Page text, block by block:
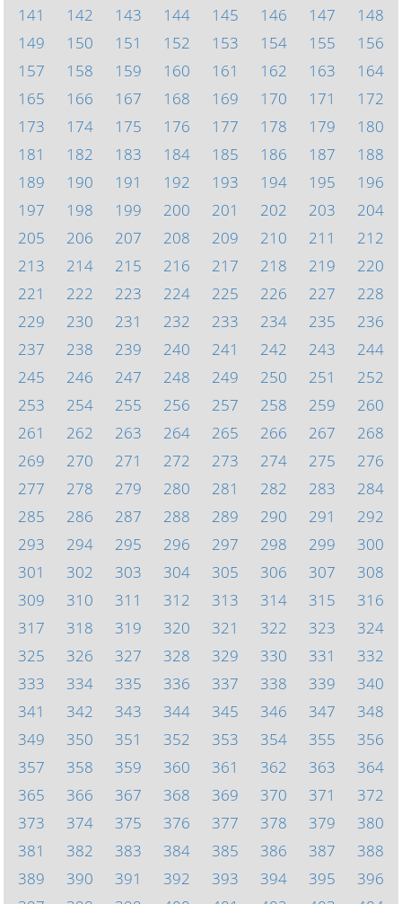
141
142 143 144 145 146 147
148
149
150 151 152 153 154 155
156
157
158 159 160 161 162 163
164
165
166 167 168 169 170 171
172
173
174 175 176 177 178 179
180
181
182 183 184 185 186 187
188
189
190 191 192 193 194 195
196
197
198 199 200 201 202 203
204
205
206 207 208 209 210 211
212
213
214 215 216 217 218 219
220
221
222 223 224 225 226 227
228
229
230 231 232 233 234 235
236
237
238 239 240 241 242 243
244
245
246 247 248 249 250 251
252
253
254 255 256 257 258 259
260
261
262 263 264 265 266 267
268
269
270 271 272 273 274 275
276
277
278 279 280 281 282 283
284
285
286 287 288 289 290 291
292
293
294 295 296 297 298 299
300
301
302 303 304 305 306 307
308
309
310 311 312 313 314 315
316
317
318 319 320 321 322 323
324
325
326 327 328 329 330 331
332
333
334 335 336 337 338 339
340
341
342 343 344 345 346 347
348
349
350 351 352 353 354 355
356
357
358 359 360 361 362 363
364
365
366 367 368 369 370 371
372
373
374 375 376 377 378 379
380
381
382 383 384 385 386 387
388
389
390 391 392 393 394 395
396